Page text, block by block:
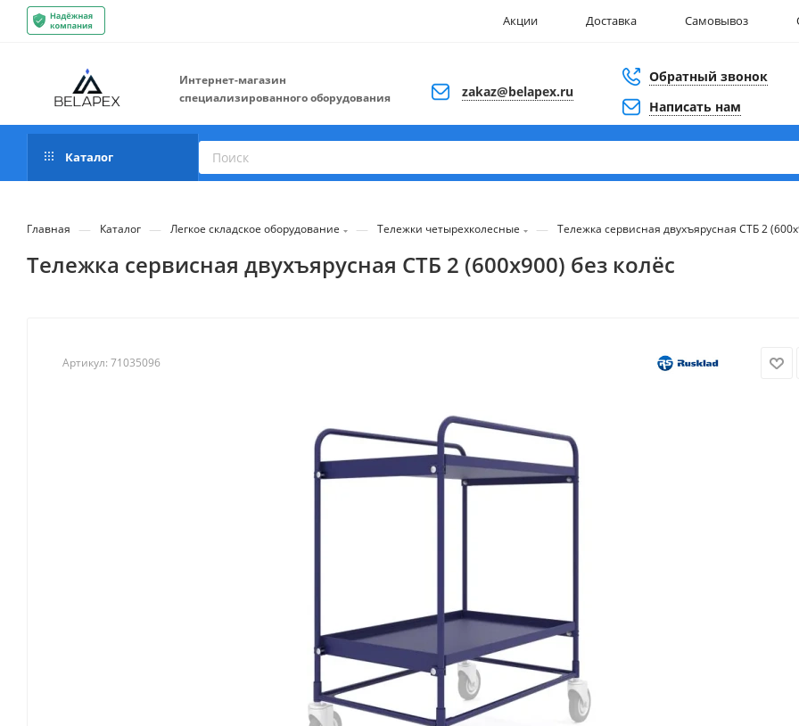
Акции Доставка Самовывоз
Интернет-магазин
специализированного оборудования
zakaz@belapex.ru
Обратный звонок
Написать нам
Каталог
Главная — Каталог — Легкое складское оборудование — Тележки четырехколесные — Тележка сервисная двухъярусная СТБ 2
Тележка сервисная двухъярусная СТБ 2 (600х900) без колёс
Артикул: 71035096